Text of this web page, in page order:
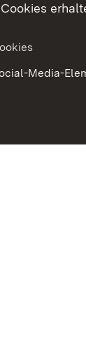
Media-